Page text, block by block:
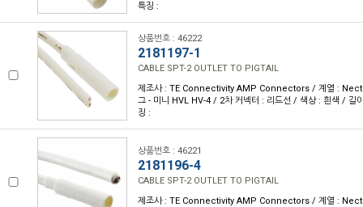
특징 :
상품번호 : 46222
2181197-1
CABLE SPT-2 OUTLET TO PIGTAIL
제조사 : TE Connectivity AMP Connectors / 계열 :
그 - 미니 HVL HV-4 / 2차 커넥터 : 리드선 / 색상 : 흰색 /
징 :
상품번호 : 46221
2181196-4
CABLE SPT-2 OUTLET TO PIGTAIL
제조사 : TE Connectivity AMP Connectors / 계열 :